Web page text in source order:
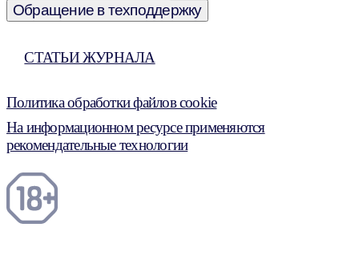
Обращение в техподдержку
СТАТЬИ ЖУРНАЛА
Политика обработки файлов cookie
На информационном ресурсе применяются
рекомендательные технологии